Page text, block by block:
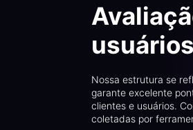
usuários
Nossa estrutura se
garante excelente
clientes e usuários.
coletadas por